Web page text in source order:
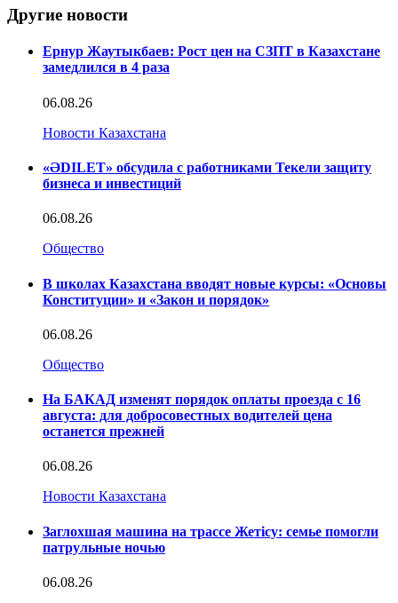
Другие новости
Ернур Жаутыкбаев: Рост цен на СЗПТ в Казахстане
замедлился в 4 раза
06.08.26
Новости Казахстана
«ӘDILET» обсудила с работниками Текели защиту
бизнеса и инвестиций
06.08.26
Общество
В школах Казахстана вводят новые курсы: «Основы
Конституции» и «Закон и порядок»
06.08.26
Общество
На БАКАД изменят порядок оплаты проезда с 16
августа: для добросовестных водителей цена
останется прежней
06.08.26
Новости Казахстана
Заглохшая машина на трассе Жетісу: семье помогли
патрульные ночью
06.08.26